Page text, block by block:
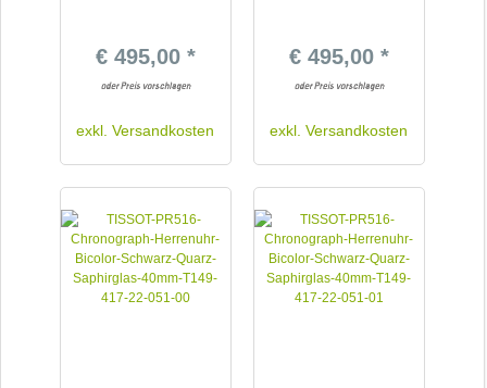
€ 495,00 *
exkl.Versandkosten
€ 495,00 *
exkl.Versandkosten